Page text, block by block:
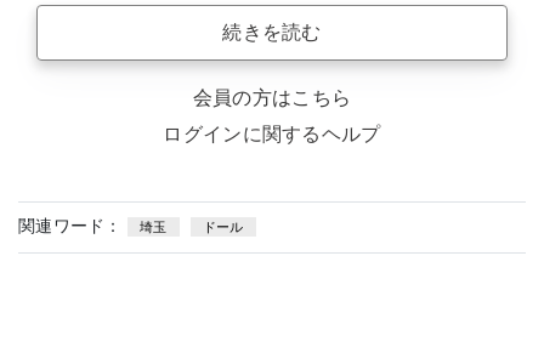
続きを読む
会員の方はこちら
ログインに関するヘルプ
関連ワード： 埼玉 ドール